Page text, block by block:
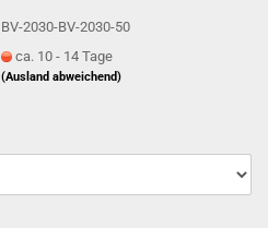
BV-2030-BV-2030-50
ca. 10 - 14 Tage
(Ausland abweichend)